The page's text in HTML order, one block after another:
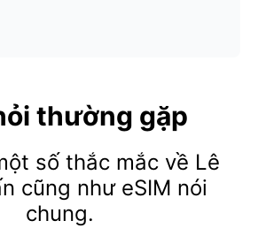
thường gặp
số thắc mắc về Lê
cũng như eSIM nói
chung.